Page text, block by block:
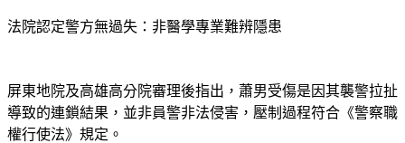
法院認定警方無過失：非醫學專業難辨隱患
屏東地院及高雄高分院審理後指出，蕭男受傷是因其襲警拉扯
導致的連鎖結果，並非員警非法侵害，壓制過程符合《警察職
權行使法》規定。